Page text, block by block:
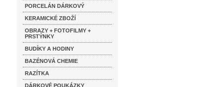
PORCELÁN DÁRKOVÝ
KERAMICKÉ ZBOŽÍ
OBRAZY + FOTOFILMY +
PRSTÝNKY
BUDÍKY A HODINY
BAZÉNOVÁ CHEMIE
RAZÍTKA
DÁRKOVÉ POUKÁZKY